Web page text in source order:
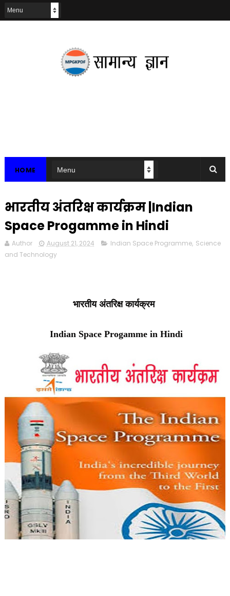
HOME
भारतीय अंतरिक्ष कार्यक्रम |Indian
Space Progamme in Hindi
Author August 21, 2024 Indian Space Programme, Science
and Technology
भारतीय अंतरिक्ष कार्यक्रम
Indian Space Progamme in Hindi